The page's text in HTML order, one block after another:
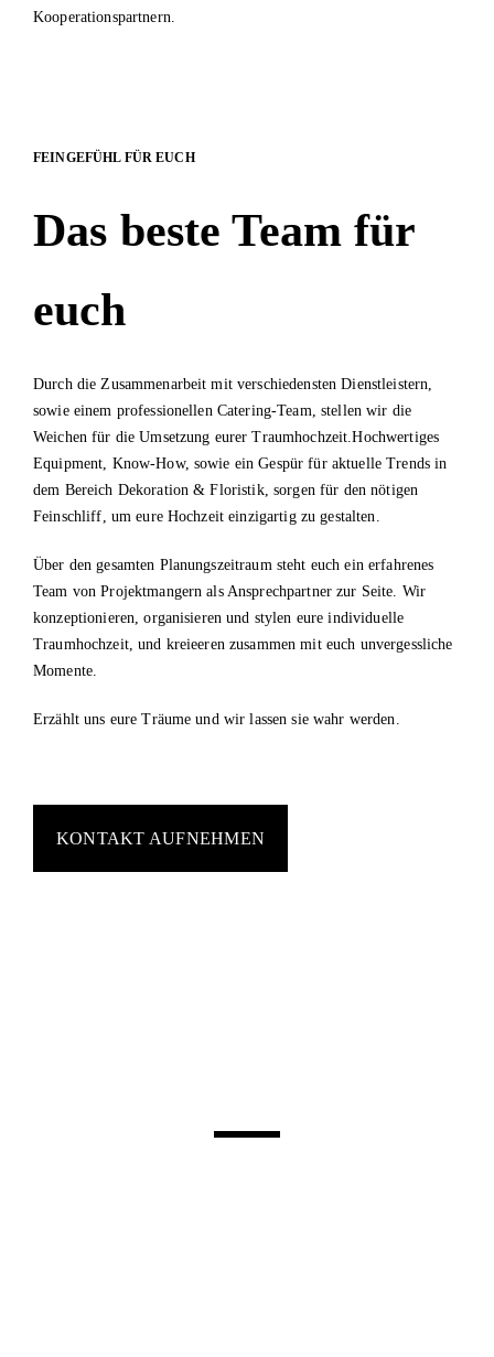
Kooperationspartnern.
FEINGEFÜHL FÜR EUCH
Das beste Team für
euch
Durch die Zusammenarbeit mit verschiedensten Dienstleistern,
sowie einem professionellen Catering-Team, stellen wir die
Weichen für die Umsetzung eurer Traumhochzeit.Hochwertiges
Equipment, Know-How, sowie ein Gespür für aktuelle Trends in
dem Bereich Dekoration & Floristik, sorgen für den nötigen
Feinschliff, um eure Hochzeit einzigartig zu gestalten.
Über den gesamten Planungszeitraum steht euch ein erfahrenes
Team von Projektmangern als Ansprechpartner zur Seite. Wir
konzeptionieren, organisieren und stylen eure individuelle
Traumhochzeit, und kreieeren zusammen mit euch unvergessliche
Momente.
Erzählt uns eure Träume und wir lassen sie wahr werden.
KONTAKT AUFNEHMEN